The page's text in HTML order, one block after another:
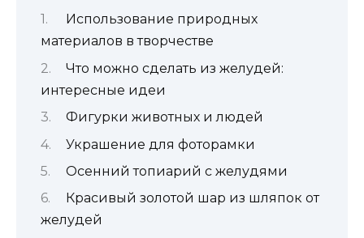
Использование природных
материалов в творчестве
Что можно сделать из желудей:
интересные идеи
Фигурки животных и людей
Украшение для фоторамки
Осенний топиарий с желудями
Красивый золотой шар из шляпок от
желудей